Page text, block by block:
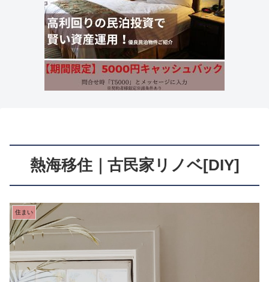
熱海移住｜古民家リノベ[DIY]
住まい